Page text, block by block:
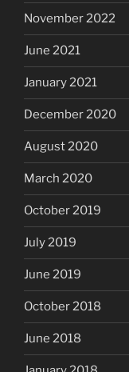
November 2022
June 2021
January 2021
December 2020
August 2020
March 2020
October 2019
July 2019
June 2019
October 2018
June 2018